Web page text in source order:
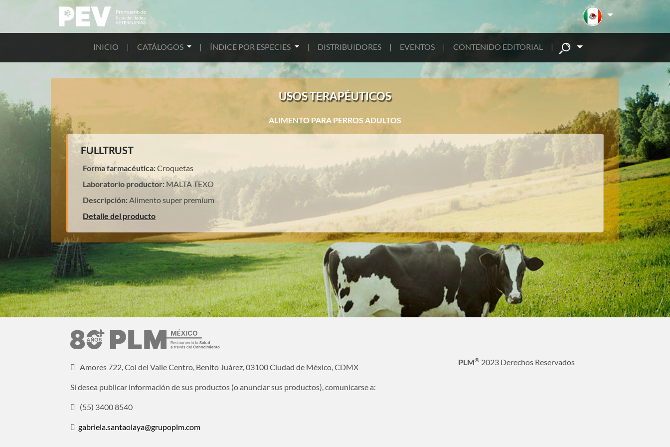
INICIO | CATÁLOGOS | ÍNDICE POR ESPECIES | DISTRIBUIDORES | EVENTOS | CONTENIDO EDITORIAL |
USOS TERAPÉUTICOS
ALIMENTO PARA PERROS ADULTOS
FULLTRUST
Forma farmacéutica:Croquetas
Laboratorio productor: MALTA TEXO
Descripción:Alimento super premium
Detalle del producto
Amores 722, Col del Valle Centro, Benito Juárez, 03100 Ciudad de México, CDMX
Sí desea publicar información de sus productos (o anunciar sus productos), comunicarse a:
(55) 3400 8540
gabriela.santaolaya@grupoplm.com
PLM® 2023 Derechos Reservados